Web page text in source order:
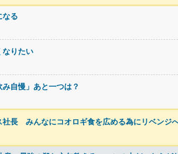
なる
りたい
自慢」あと一つは？
社長 みんなにコオロギ食を広める為にリベンジ